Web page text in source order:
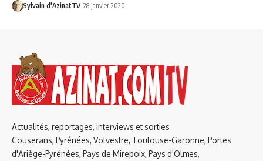
Sylvain d'AzinatTV 28 janvier 2020
Actualités, reportages, interviews et sorties
Couserans, Pyrénées, Volvestre, Toulouse-Garonne, Portes
d'Ariège-Pyrénées, Pays de Mirepoix, Pays d'Olmes,